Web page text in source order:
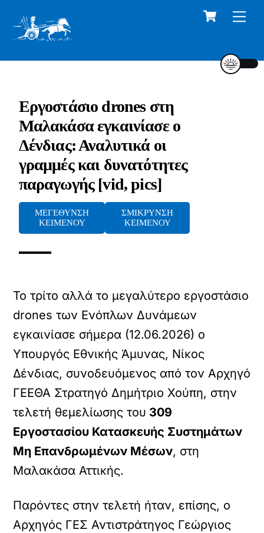
Cart
Εργοστάσιο drones στη
Μαλακάσα εγκαινίασε ο
Δένδιας: Αναλυτικά οι
γραμμές και δυνατότητες
παραγωγής [vid, pics]
ΜΕΓΕΘΥΝΣΗ
ΚΕΙΜΕΝΟΥ
ΣΜΙΚΡΥΝΣΗ
ΚΕΙΜΕΝΟΥ
Το τρίτο αλλά το μεγαλύτερο εργοστάσιο
drones των Ενόπλων Δυνάμεων
εγκαινίασε σήμερα (12.06.2026) ο
Υπουργός Εθνικής Άμυνας, Νίκος
Δένδιας, συνοδευόμενος από τον Αρχηγό
ΓΕΕΘΑ Στρατηγό Δημήτριο Χούπη, στην
τελετή θεμελίωσης του 309
Εργοστασίου Κατασκευής Συστημάτων
Μη Επανδρωμένων Μέσων, στη
Μαλακάσα Αττικής.
Παρόντες στην τελετή ήταν, επίσης, ο
Αρχηγός ΓΕΣ Αντιστράτηγος Γεώργιος